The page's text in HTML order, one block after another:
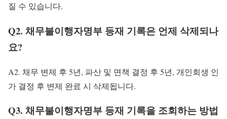
질 수 있습니다.
Q2. 채무불이행자명부 등재 기록은 언제 삭제되나
요?
A2. 채무 변제 후 5년, 파산 및 면책 결정 후 5년, 개인회생 인
가 결정 후 변제 완료 시 삭제됩니다.
Q3. 채무불이행자명부 등재 기록을 조회하는 방법